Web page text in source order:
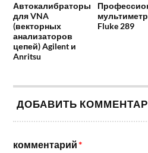
Автокалибраторы
для VNA
(векторных
анализаторов
цепей) Agilent и
Anritsu
мультиметр
Fluke 289
ДОБАВИТЬ
комментарий*